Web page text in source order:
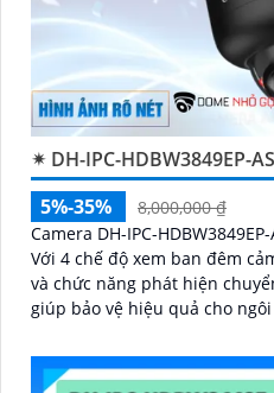
✴ DH-IPC-HDBW3849EP-
5%-35%
8,000,000 ₫
Camera DH-IPC-
Với 4 chế độ xem ban đêm
và chức năng phát hiện
giúp bảo vệ hiệu quả cho